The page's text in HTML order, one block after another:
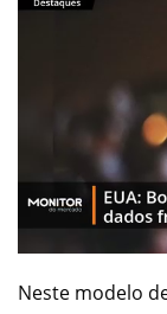
Neste modelo